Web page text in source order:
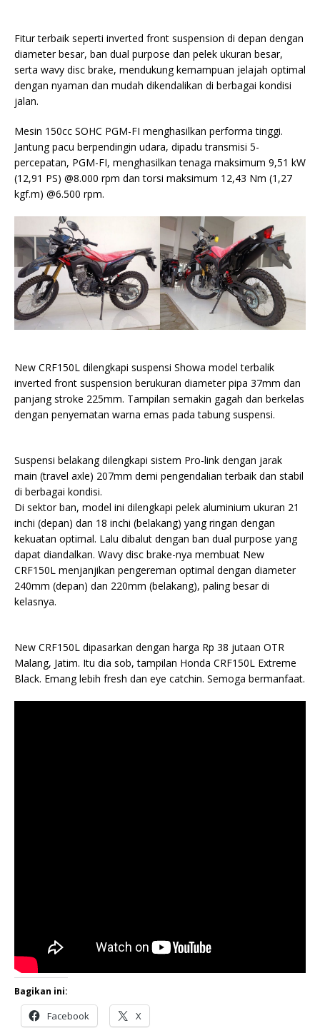
Fitur terbaik seperti inverted front suspension di depan dengan
diameter besar, ban dual purpose dan pelek ukuran besar,
serta wavy disc brake, mendukung kemampuan jelajah optimal
dengan nyaman dan mudah dikendalikan di berbagai kondisi
jalan.
Mesin 150cc SOHC PGM-FI menghasilkan performa tinggi.
Jantung pacu berpendingin udara, dipadu transmisi 5-
percepatan, PGM-FI, menghasilkan tenaga maksimum 9,51 kW
(12,91 PS) @8.000 rpm dan torsi maksimum 12,43 Nm (1,27
kgf.m) @6.500 rpm.
New CRF150L dilengkapi suspensi Showa model terbalik
inverted front suspension berukuran diameter pipa 37mm dan
panjang stroke 225mm. Tampilan semakin gagah dan berkelas
dengan penyematan warna emas pada tabung suspensi.
Suspensi belakang dilengkapi sistem Pro-link dengan jarak
main (travel axle) 207mm demi pengendalian terbaik dan stabil
di berbagai kondisi.
Di sektor ban, model ini dilengkapi pelek aluminium ukuran 21
inchi (depan) dan 18 inchi (belakang) yang ringan dengan
kekuatan optimal. Lalu dibalut dengan ban dual purpose yang
dapat diandalkan. Wavy disc brake-nya membuat New
CRF150L menjanjikan pengereman optimal dengan diameter
240mm (depan) dan 220mm (belakang), paling besar di
kelasnya.
New CRF150L dipasarkan dengan harga Rp 38 jutaan OTR
Malang, Jatim. Itu dia sob, tampilan Honda CRF150L Extreme
Black. Emang lebih fresh dan eye catchin. Semoga bermanfaat.
Bagikan ini:
Facebook X